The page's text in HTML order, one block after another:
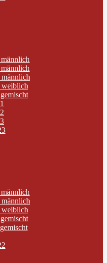
weiblich
weiblich